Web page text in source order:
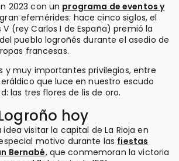
2023 con un programa de eventos y
efemérides: hace cinco siglos, el
(rey Carlos I de España) premió la
pueblo logroñés durante el asedio de
francesas.
y muy importantes privilegios, entre
que luce en nuestro escudo
las tres flores de lis de oro.
hoy
visitar la capital de La Rioja en
motivo durante las fiestas
Bernabé, que conmemoran la victoria